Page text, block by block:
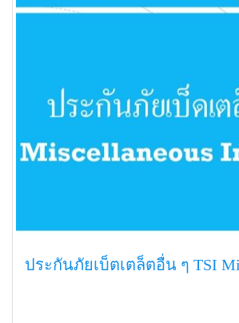
ประกันภัยเบ็ตเตล็ตอื่น ๆ TSI